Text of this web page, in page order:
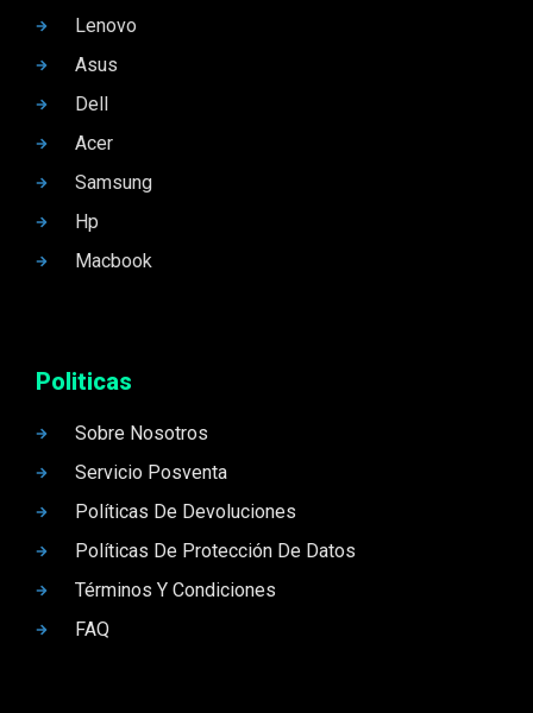
Lenovo
Asus
Dell
Acer
Samsung
Hp
Macbook
Politicas
Sobre Nosotros
Servicio Posventa
Políticas De Devoluciones
Políticas De Protección De Datos
Términos Y Condiciones
FAQ